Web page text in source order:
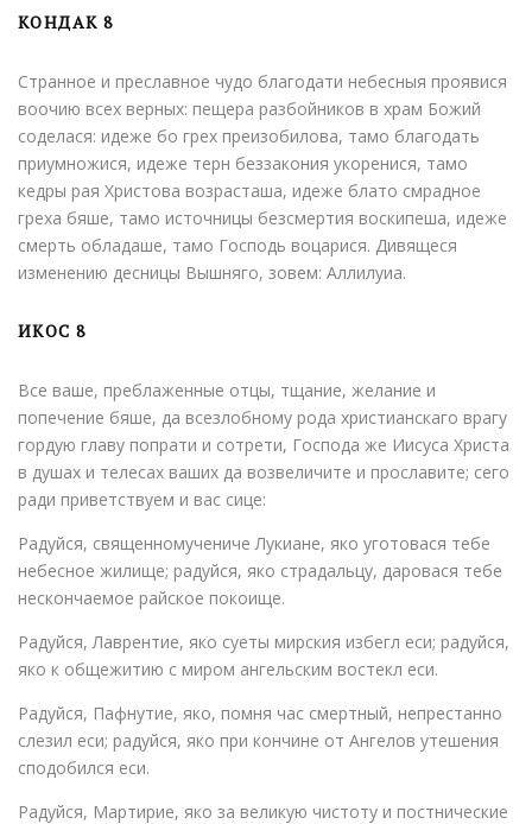
КОНДАК 8
Странное и преславное чудо благодати небесныя проявися
воочию всех верных: пещера разбойников в храм Божий
соделася: идеже бо грех преизобилова, тамо благодать
приумножися, идеже терн беззакония укоренися, тамо
кедры рая Христова возрасташа, идеже блато смрадное
греха бяше, тамо источницы безсмертия воскипеша, идеже
смерть обладаше, тамо Господь воцарися. Дивящеся
изменению десницы Вышняго, зовем: Аллилуиа.
ИКОС 8
Все ваше, преблаженные отцы, тщание, желание и
попечение бяше, да всезлобному рода христианскаго врагу
гордую главу попрати и сотрети, Господа же Иисуса Христа
в душах и телесах ваших да возвеличите и прославите; сего
ради приветствуем и вас сице:
Радуйся, священномучениче Лукиане, яко уготовася тебе
небесное жилище; радуйся, яко страдальцу, даровася тебе
нескончаемое райское покоище.
Радуйся, Лаврентие, яко суеты мирския избегл еси; радуйся,
яко к общежитию с миром ангельским востекл eси.
Радуйся, Пафнутие, яко, помня час смертный, непрестанно
слезил еси; радуйся, яко при кончине от Ангелов утешения
сподобился еси.
Радуйся, Мартирие, яко за великую чистоту и постнические